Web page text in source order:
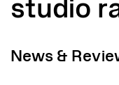
studio
News &